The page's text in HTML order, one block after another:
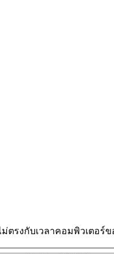
ตรงกับเวลาคอมพิวเตอร์